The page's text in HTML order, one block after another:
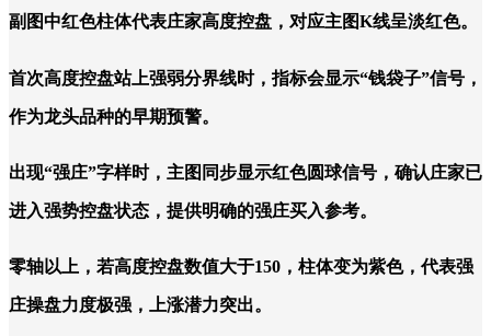
副图中红色柱体代表庄家高度控盘，对应主图K线呈淡红色。
首次高度控盘站上强弱分界线时，指标会显示“钱袋子”信号，
作为龙头品种的早期预警。
出现“强庄”字样时，主图同步显示红色圆球信号，确认庄家已
进入强势控盘状态，提供明确的强庄买入参考。
零轴以上，若高度控盘数值大于150，柱体变为紫色，代表强
庄操盘力度极强，上涨潜力突出。